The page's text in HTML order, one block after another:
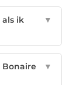
ik
▼
▼